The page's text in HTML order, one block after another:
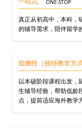
ONE-STOP
真正从初高中，本科，
的辅导需求，陪伴留学
前瞻性（独特教学方式
以本硕阶段课程出发，
生辅导经验，帮助低龄
点，提前适应海外教学